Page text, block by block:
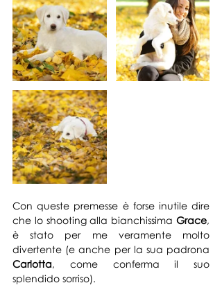
Con queste premesse è forse inutile dire
che lo shooting alla bianchissima Grace,
è stato per me veramente molto
Carlotta, come conferma il suo
splendido sorriso).